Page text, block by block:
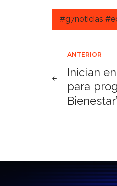
#g7noticias
de
ANTERIOR
Inician
para